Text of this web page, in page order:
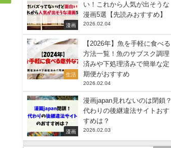
漫画
い！これから人気が出そうな
漫画5選【先読みおすすめ】
2026.02.04
生活
【2026年】魚を手軽に食べる
方法一覧！魚のサブスク調理
済みや下処理済みで簡単な定
期便がおすすめ
2026.02.04
漫画
漫画japan見れないのは閉鎖？
代わりの後継違法サイトおす
すめは？
2026.02.03